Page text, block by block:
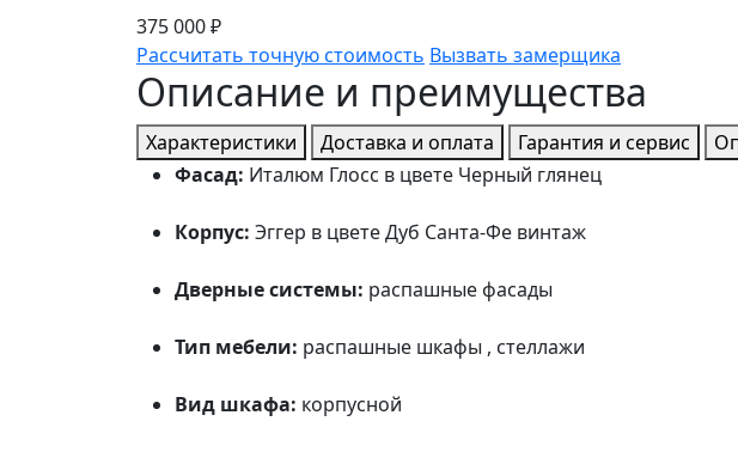
375 000 ₽
Рассчитать точную стоимость Вызвать замерщика
Описание и преимущества
Характеристики Доставка и оплата Гарантия и сервис
Фасад: Италюм Глосс в цвете Черный глянец
Корпус: Эггер в цвете Дуб Санта-Фе винтаж
Дверные системы: распашные фасады
Тип мебели: распашные шкафы , стеллажи
Вид шкафа: корпусной